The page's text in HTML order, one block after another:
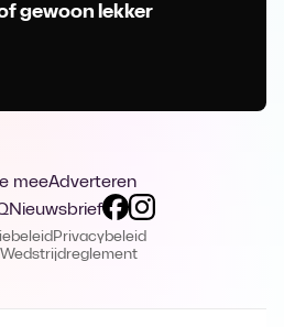
gewoon lekker
meeAdverteren
Nieuwsbrief
Privacybeleid
Wedstrijdreglement